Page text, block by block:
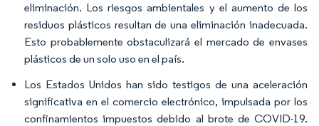
eliminación. Los riesgos ambientales y el aumento de los
residuos plásticos resultan de una eliminación inadecuada.
Esto probablemente obstaculizará el mercado de envases
plásticos de un solo uso en el país.
Los Estados Unidos han sido testigos de una aceleración
significativa en el comercio electrónico, impulsada por los
confinamientos impuestos debido al brote de COVID-19.